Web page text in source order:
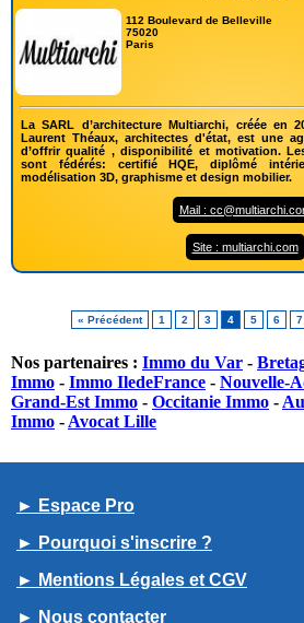
112 Boulevard de Belleville
75020
Paris
La SARL d’architecture Multiarchi, créée en
Laurent Théaux, architectes d'état, est une
d’offrir qualité , disponibilité et motivation.
sont fédérés: certifié HQE, diplômé
modélisation 3D, graphisme et design mobilier.
Mail :
Site : multiarchi.com
« Précédent 1 2 3 4 5 6 7
Nos partenaires : Immo du Var -
Immo - Immo IledeFrance - Nouvelle-
Grand-Est Immo - Occitanie Immo -
Immo - Avocat Lille
► Espace Pro
► Pourquoi s'inscrire ?
► Mentions Légales et CGV
► Nous contacter